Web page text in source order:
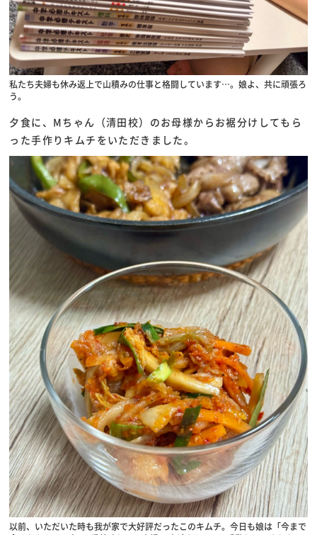
私たち夫婦も休み返上で山積みの仕事と格闘しています…。娘よ、共に頑張ろ
う。
夕食に、Mちゃん（清田校）のお母様からお裾分けしてもら
った手作りキムチをいただきました。
以前、いただいた時も我が家で大好評だったこのキムチ。今日も娘は「今まで